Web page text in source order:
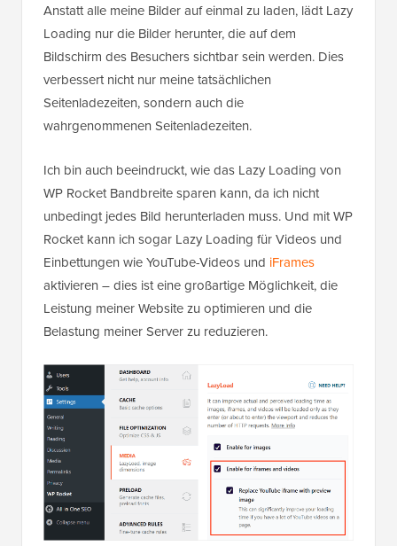
Anstatt alle meine Bilder auf einmal zu laden, lädt Lazy
Loading nur die Bilder herunter, die auf dem
Bildschirm des Besuchers sichtbar sein werden. Dies
verbessert nicht nur meine tatsächlichen
Seitenladezeiten, sondern auch die
wahrgenommenen Seitenladezeiten.
Ich bin auch beeindruckt, wie das Lazy Loading von
WP Rocket Bandbreite sparen kann, da ich nicht
unbedingt jedes Bild herunterladen muss. Und mit WP
Rocket kann ich sogar Lazy Loading für Videos und
Einbettungen wie YouTube-Videos und iFrames
aktivieren – dies ist eine großartige Möglichkeit, die
Leistung meiner Website zu optimieren und die
Belastung meiner Server zu reduzieren.